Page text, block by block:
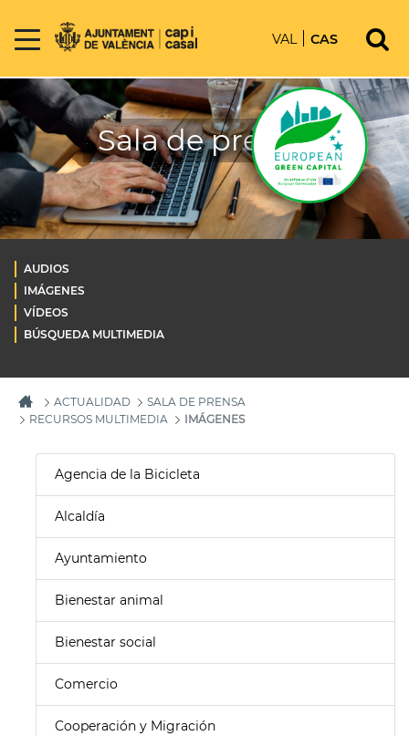
VAL CAS
Sala de prensa
AUDIOS
IMÁGENES
VÍDEOS
BÚSQUEDA MULTIMEDIA
ACTUALIDAD
SALA DE PRENSA
RECURSOS MULTIMEDIA
IMÁGENES
Agencia de la Bicicleta
Alcaldía
Ayuntamiento
Bienestar animal
Bienestar social
Comercio
Cooperación y Migración